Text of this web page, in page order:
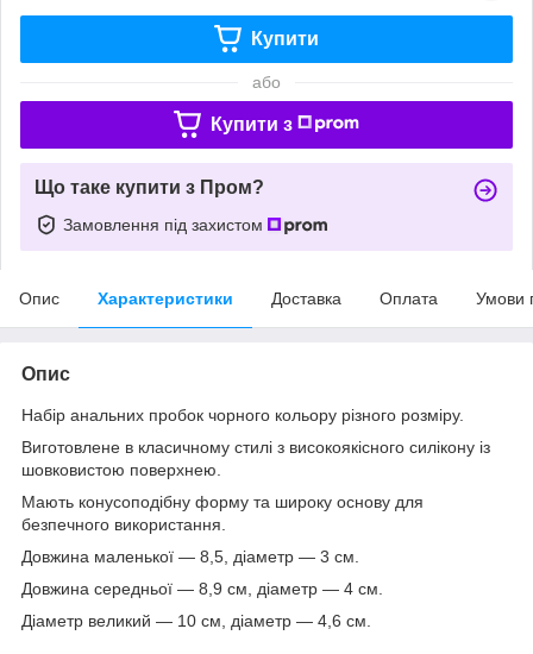
Купити
або
Купити з
Що таке купити з Пром?
Замовлення під захистом
Опис Характеристики Доставка Оплата Умови
Опис
Набір анальних пробок чорного кольору різного розміру.
Виготовлене в класичному стилі з високоякісного силікону із
шовковистою поверхнею.
Мають конусоподібну форму та широку основу для
безпечного використання.
Довжина маленької — 8,5, діаметр — 3 см.
Довжина середньої — 8,9 см, діаметр — 4 см.
Діаметр великий — 10 см, діаметр — 4,6 см.